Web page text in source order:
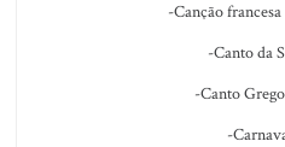
-Canção
-Canto da
-Canto
-